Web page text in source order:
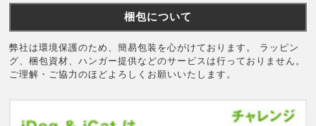
梱包について
弊社は環境保護のため、簡易包装を心がけております。 ラッピン
グ、梱包資材、ハンガー提供などのサービスは行っておりません。
ご理解・ご協力のほどよろしくお願いいたします。